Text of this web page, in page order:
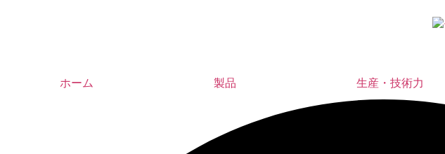
ホーム 製品 生産・技術力